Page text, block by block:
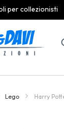
per collezionisti
Lego Harry